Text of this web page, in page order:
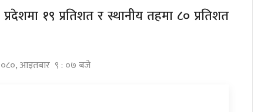
१९ प्रतिशत र स्थानीय तहमा ८० प्रतिशत
२०८०, आइतबार ९ : ०७ बजे